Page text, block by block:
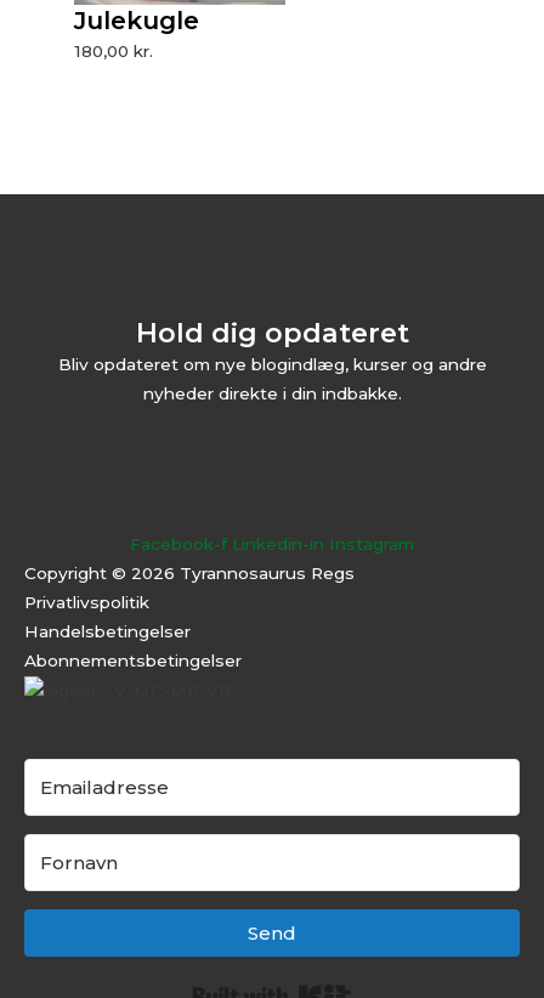
Julekugle
180,00kr.
Hold dig opdateret
Bliv opdateret om nye blogindlæg, kurser og andre
nyheder direkte i din indbakke.
Facebook-f Linkedin-in Instagram
Copyright © 2026 Tyrannosaurus Regs
Privatlivspolitik
Handelsbetingelser
Abonnementsbetingelser
Send